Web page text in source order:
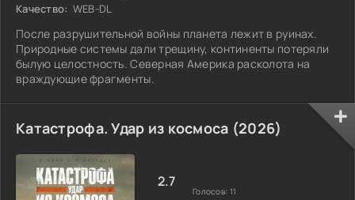
Качество: WEB-DL
После разрушительной войны планета лежит в руинах.
Природные системы дали трещину, континенты потеряли
былую целостность. Северная Америка расколота на
враждующие фрагменты.
Катастрофа. Удар из космоса (2026)
2.7
Голосов: 11